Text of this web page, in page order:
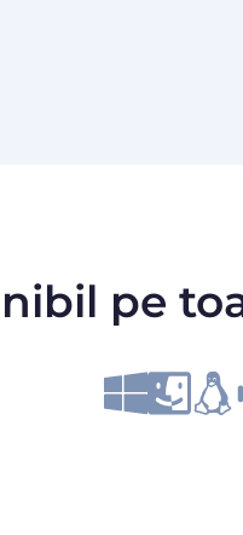
pe